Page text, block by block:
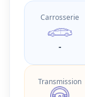
Carrosserie
-
Transmission